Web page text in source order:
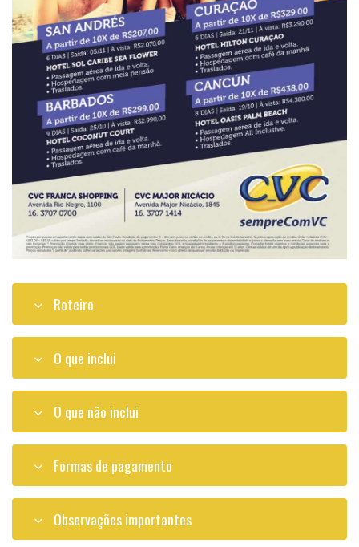
Roteiro
O que inclui
O que não inclui
Formas de pagamento
Observações importantes